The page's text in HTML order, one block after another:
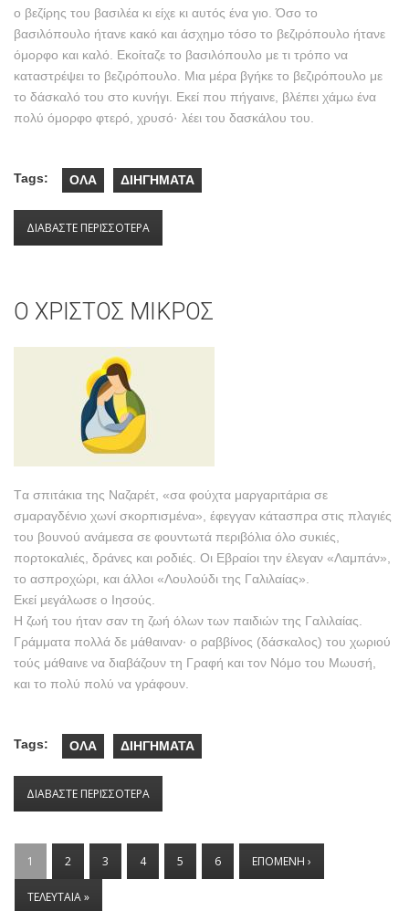
ο βεζίρης του βασιλέα κι είχε κι αυτός ένα γιο. Όσο το
βασιλόπουλο ήτανε κακό και άσχημο τόσο το βεζιρόπουλο ήτανε
όμορφο και καλό. Εκοίταζε το βασιλόπουλο με τι τρόπο να
καταστρέψει το βεζιρόπουλο. Μια μέρα βγήκε το βεζιρόπουλο με
το δάσκαλό του στο κυνήγι. Εκεί που πήγαινε, βλέπει χάμω ένα
πολύ όμορφο φτερό, χρυσό· λέει του δασκάλου του.
Tags: ΟΛΑ ΔΙΗΓΗΜΑΤΑ
ΔΙΑΒΑΣΤΕ ΠΕΡΙΣΣΟΤΕΡΑ
Ο ΧΡΙΣΤΟΣ ΜΙΚΡΟΣ
Tα σπιτάκια της Nαζαρέτ, «σα φούχτα μαργαριτάρια σε
σμαραγδένιο χωνί σκορπισμένα», έφεγγαν κάτασπρα στις πλαγιές
του βουνού ανάμεσα σε φουντωτά περιβόλια όλο συκιές,
πορτοκαλιές, δράνες και ροδιές. Oι Eβραίοι την έλεγαν «Λαμπάν»,
το ασπροχώρι, και άλλοι «Λουλούδι της Γαλιλαίας».
Eκεί μεγάλωσε ο Iησούς.
H ζωή του ήταν σαν τη ζωή όλων των παιδιών της Γαλιλαίας.
Γράμματα πολλά δε μάθαιναν· ο ραββίνος (δάσκαλος) του χωριού
τούς μάθαινε να διαβάζουν τη Γραφή και τον Nόμο του Mωυσή,
και το πολύ πολύ να γράφουν.
Tags: ΟΛΑ ΔΙΗΓΗΜΑΤΑ
ΔΙΑΒΑΣΤΕ ΠΕΡΙΣΣΟΤΕΡΑ
ΣΕΛΙΔΕΣ
1 2 3 4 5 6 ΕΠΟΜΕΝΗ ›
ΤΕΛΕΥΤΑΙΑ »